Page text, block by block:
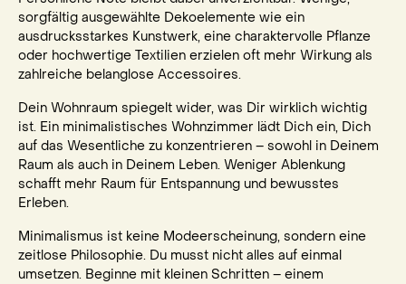
sorgfältig ausgewählte Dekoelemente wie ein
ausdrucksstarkes Kunstwerk, eine charaktervolle Pflanze
oder hochwertige Textilien erzielen oft mehr Wirkung als
zahlreiche belanglose Accessoires.
Dein Wohnraum spiegelt wider, was Dir wirklich wichtig
ist. Ein minimalistisches Wohnzimmer lädt Dich ein, Dich
auf das Wesentliche zu konzentrieren – sowohl in Deinem
Raum als auch in Deinem Leben. Weniger Ablenkung
schafft mehr Raum für Entspannung und bewusstes
Erleben.
Minimalismus ist keine Modeerscheinung, sondern eine
zeitlose Philosophie. Du musst nicht alles auf einmal
umsetzen. Beginne mit kleinen Schritten – einem